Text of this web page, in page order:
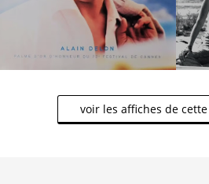
voir les affiches de